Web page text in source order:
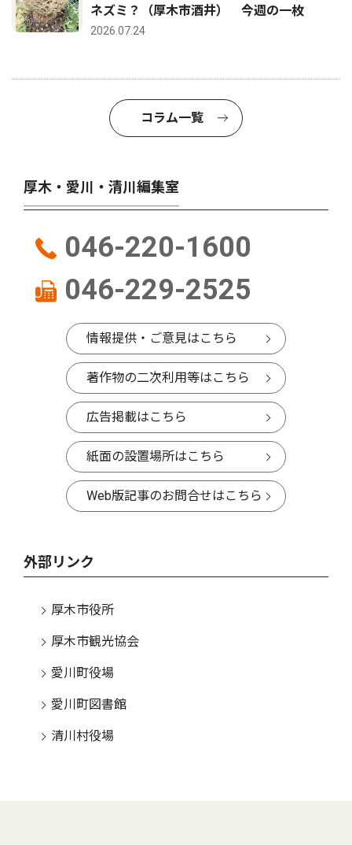
ネズミ？（厚木市酒井） 今週の一枚
2026.07.24
コラム一覧
厚木・愛川・清川編集室
046-220-1600
046-229-2525
情報提供・ご意見はこちら
著作物の二次利用等はこちら
広告掲載はこちら
紙面の設置場所はこちら
Web版記事のお問合せはこちら
外部リンク
厚木市役所
厚木市観光協会
愛川町役場
愛川町図書館
清川村役場